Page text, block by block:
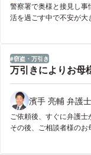
警察署で奥様と接見し
活を過ごす中で不安が
うということで、単な
ら適切な治療を受けるこ
た。そのため、検察官や
して身柄開放を行い、
て治療を行いました。
家族の努力を評価してく
窃盗・万引き
万引きによりお母
濱手 亮輔 弁護士
ご依頼後、すぐに弁護士
その後、ご相談者様の
護士が保釈の手続きを